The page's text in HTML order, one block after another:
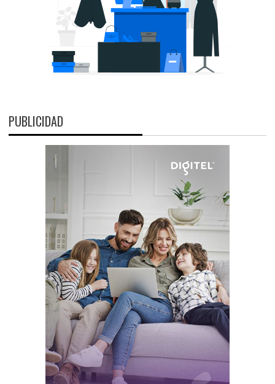
PUBLICIDAD